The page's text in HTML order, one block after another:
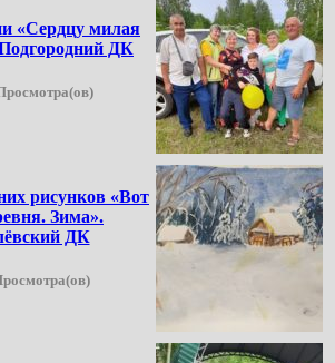
«Сердцу милая
ДК
рисунков «Вот
Зима».
ДК